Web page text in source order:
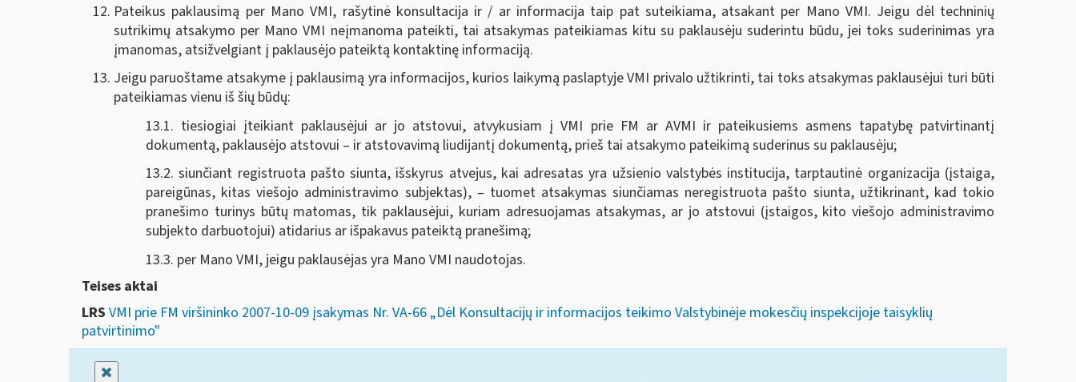
Pateikus paklausimą per Mano VMI, rašytinė konsultacija ir / ar informacija taip pat suteikiama, atsakant per Mano VMI. Jeigu dėl techninių
sutrikimų atsakymo per Mano VMI neįmanoma pateikti, tai atsakymas pateikiamas kitu su paklausėju suderintu būdu, jei toks suderinimas yra
įmanomas, atsižvelgiant į paklausėjo pateiktą kontaktinę informaciją.
Jeigu paruoštame atsakyme į paklausimą yra informacijos, kurios laikymą paslaptyje VMI privalo užtikrinti, tai toks atsakymas paklausėjui turi būti
pateikiamas vienu iš šių būdų:
13.1. tiesiogiai įteikiant paklausėjui ar jo atstovui, atvykusiam į VMI prie FM ar AVMI ir pateikusiems asmens tapatybę patvirtinantį
dokumentą, paklausėjo atstovui – ir atstovavimą liudijantį dokumentą, prieš tai atsakymo pateikimą suderinus su paklausėju;
13.2. siunčiant registruota pašto siunta, išskyrus atvejus, kai adresatas yra užsienio valstybės institucija, tarptautinė organizacija (įstaiga,
pareigūnas, kitas viešojo administravimo subjektas), – tuomet atsakymas siunčiamas neregistruota pašto siunta, užtikrinant, kad tokio
pranešimo turinys būtų matomas, tik paklausėjui, kuriam adresuojamas atsakymas, ar jo atstovui (įstaigos, kito viešojo administravimo
subjekto darbuotojui) atidarius ar išpakavus pateiktą pranešimą;
13.3. per Mano VMI, jeigu paklausėjas yra Mano VMI naudotojas.
Teises aktai
LRS VMI prie FM viršininko 2007-10-09 įsakymas Nr. VA-66 „Dėl Konsultacijų ir informacijos teikimo Valstybinėje mokesčių inspekcijoje taisyklių
patvirtinimo"